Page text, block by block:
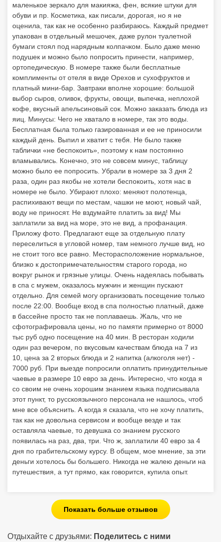
маленькое зеркало для макияжа, фен, всякие штуки для
обуви и пр. Косметика, как писали, дорогая, но я не
оценила, так как не особенно разбираюсь. Каждый предмет
упакован в отдельный мешочек, даже рулон туалетной
бумаги стоял под нарядным колпачком. Было даже меню
подушек и можно было попросить принести, например,
ортопедическую. В номере также были бесплатные
комплименты от отеля в виде Орехов и сухофруктов и
платный мини-бар. Завтраки вполне хорошие: большой
выбор сыров, оливок, фрукты, овощи, выпечка, неплохой
кофе, вкусный апельсиновый сок. Можно заказать блюда из
яиц. Минусы: Чего не хватало в номере, так это воды.
Бесплатная была только газированная и ее не приносили
каждый день. Выпил и хватит с тебя. Не было также
таблички «не беспокоить», поэтому к нам постоянно
вламывались. Конечно, это не совсем минус, таблицу
можно было ее попросить. Убрали в номере за 3 дня 2
раза, один раз якобы не хотели беспокоить, хотя нас в
номере не было. Убирают плохо: меняют полотенца,
распихивают вещи по местам, чашки не моют, новый чай,
воду не приносят. Не вздумайте платить за вид! Мы
заплатили за вид на море, это не вид, а профанация.
Приложу фото. Предлагают еще за отдельную плату
переселиться в угловой номер, там немного лучше вид, но
не стоит того все равно. Месторасположение нормальное,
близко к достопримечательностям старого города, но
вокруг рынок и грязные улицы. Очень надеялась побывать
в спа с мужем, оказалось мужчин и женщин пускают
отдельно. Для семей могу организовать посещение только
после 22:00. Вообще вход в спа полностью платный, даже
в бассейне просто так не поплаваешь. Жаль, что не
сфотографировала цены, но по памяти примерно от 8000
тыс руб одно посещение на 40 мин. В ресторан ходили
один раз вечером, по вкусовым качествам блюда на 7 из
10, цена за 2 вторых блюда и 2 напитка (алкоголя нет) -
7000 руб. При выезде попросили оплатить принудительные
чаевые в размере 10 евро за день. Интересно, что когда я
со своим не очень хорошим знанием языка подписывала
этот пункт, то русскоязычного персонала не нашлось, чтоб
мне все объяснить. А когда я сказала, что не хочу платить,
так как не довольна сервисом и вообще везде и так
оставляла чаевые, то девушка со знанием русского
появилась на раз, два, три. Что ж, заплатили 40 евро за 4
дня по грабительскому курсу. В общем, мое мнение, за эти
деньги хотелось бы большего. Никогда не жалею деньги на
путешествия, а тут прямо, как говорится, купила опыт.
Показать больше отзывов
Отдыхайте с друзьями: Поделитесь с ними